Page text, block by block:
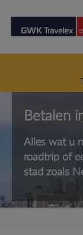
Betalen
Alles wat u
roadtrip of
stad zoals